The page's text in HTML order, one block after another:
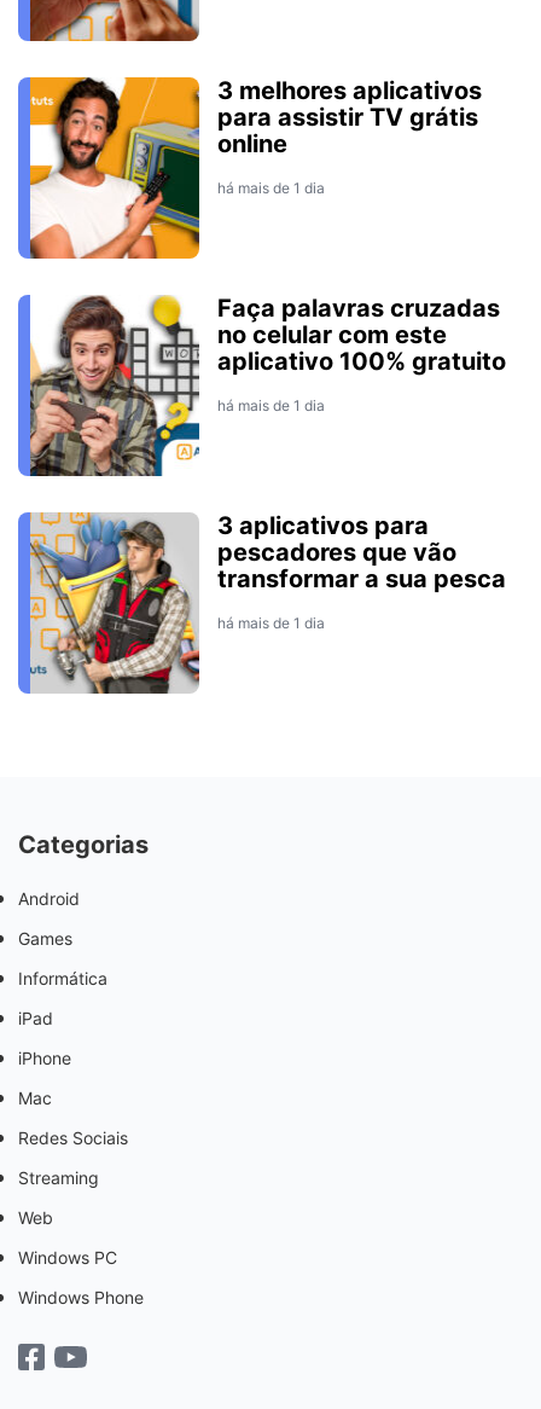
3 melhores aplicativos
para assistir TV grátis
online
há mais de 1 dia
Faça palavras cruzadas
no celular com este
aplicativo 100% gratuito
há mais de 1 dia
3 aplicativos para
pescadores que vão
transformar a sua pesca
há mais de 1 dia
Categorias
Android
Games
Informática
iPad
iPhone
Mac
Redes Sociais
Streaming
Web
Windows PC
Windows Phone